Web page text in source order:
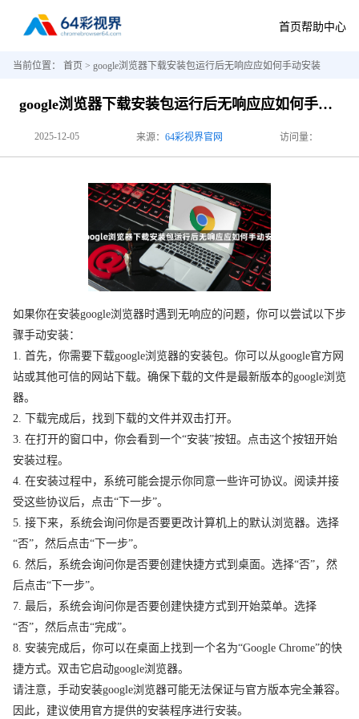
首页帮助中心
当前位置： 首页 > google浏览器下载安装包运行后无响应应如何手动安装
google浏览器下载安装包运行后无响应应如何手动安装
2025-12-05 来源： 64彩视界官网 访问量：
如果你在安装google浏览器时遇到无响应的问题，你可以尝试以下步
骤手动安装：
1. 首先，你需要下载google浏览器的安装包。你可以从google官方网
站或其他可信的网站下载。确保下载的文件是最新版本的google浏览
器。
2. 下载完成后，找到下载的文件并双击打开。
3. 在打开的窗口中，你会看到一个“安装”按钮。点击这个按钮开始
安装过程。
4. 在安装过程中，系统可能会提示你同意一些许可协议。阅读并接
受这些协议后，点击“下一步”。
5. 接下来，系统会询问你是否要更改计算机上的默认浏览器。选择
“否”，然后点击“下一步”。
6. 然后，系统会询问你是否要创建快捷方式到桌面。选择“否”，然
后点击“下一步”。
7. 最后，系统会询问你是否要创建快捷方式到开始菜单。选择
“否”，然后点击“完成”。
8. 安装完成后，你可以在桌面上找到一个名为“Google Chrome”的快
捷方式。双击它启动google浏览器。
请注意，手动安装google浏览器可能无法保证与官方版本完全兼容。
因此，建议使用官方提供的安装程序进行安装。